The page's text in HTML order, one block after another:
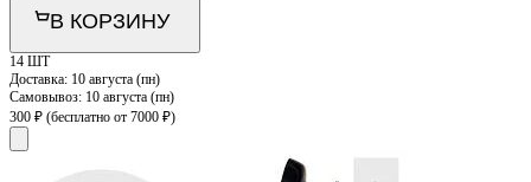
В КОРЗИНУ
14 ШТ
Доставка: 10 августа (пн)
Самовывоз: 10 августа (пн)
300 ₽ (бесплатно от 7000 ₽)